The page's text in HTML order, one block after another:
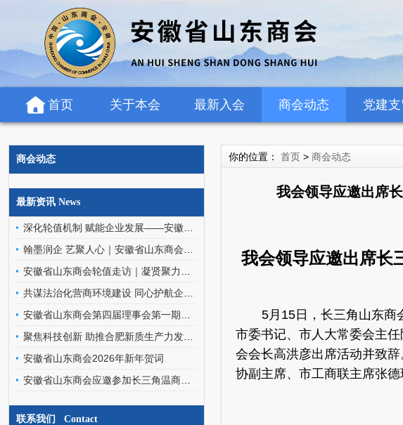
首页 关于本会 最新入会 商会动态 党建支
商会动态
最新资讯 News
安徽省山东商会2026年新年贺词
联系我们 Contact
你的位置： 首页> 商会动态
我会领导应邀出席
我会领导应邀出席长
5月15日，长三角山东商
市委书记、市人大常委会主
会会长高洪彦出席活动并致
协副主席、市工商联主席张德